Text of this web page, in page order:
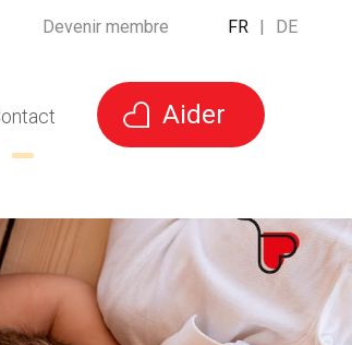
Devenir membre FR | DE
Aider